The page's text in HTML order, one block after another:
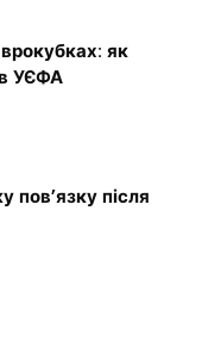
як
УЄФА
пов’язку після